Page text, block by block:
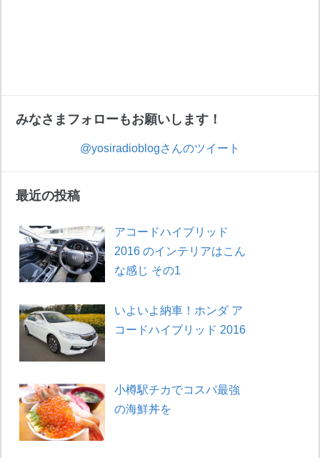
みなさまフォローもお願いします！
@yosiradioblogさんのツイート
最近の投稿
アコードハイブリッド
2016 のインテリアはこん
な感じ その1
いよいよ納車！ホンダ ア
コードハイブリッド 2016
小樽駅チカでコスパ最強
の海鮮丼を